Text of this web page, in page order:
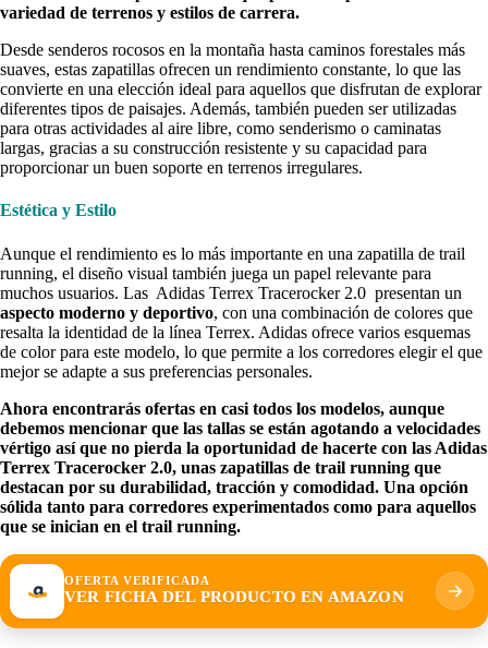
variedad de terrenos y estilos de carrera.
Desde senderos rocosos en la montaña hasta caminos forestales más
suaves, estas zapatillas ofrecen un rendimiento constante, lo que las
convierte en una elección ideal para aquellos que disfrutan de explorar
diferentes tipos de paisajes. Además, también pueden ser utilizadas
para otras actividades al aire libre, como senderismo o caminatas
largas, gracias a su construcción resistente y su capacidad para
proporcionar un buen soporte en terrenos irregulares.
Estética y Estilo
Aunque el rendimiento es lo más importante en una zapatilla de trail
running, el diseño visual también juega un papel relevante para
muchos usuarios. Las Adidas Terrex Tracerocker 2.0 presentan un
aspecto moderno y deportivo, con una combinación de colores que
resalta la identidad de la línea Terrex. Adidas ofrece varios esquemas
de color para este modelo, lo que permite a los corredores elegir el que
mejor se adapte a sus preferencias personales.
Ahora encontrarás ofertas en casi todos los modelos, aunque
debemos mencionar que las tallas se están agotando a velocidades
vértigo así que no pierda la oportunidad de hacerte con las Adidas
Terrex Tracerocker 2.0, unas zapatillas de trail running que
destacan por su durabilidad, tracción y comodidad. Una opción
sólida tanto para corredores experimentados como para aquellos
que se inician en el trail running.
OFERTA VERIFICADA
VER FICHA DEL PRODUCTO EN AMAZON